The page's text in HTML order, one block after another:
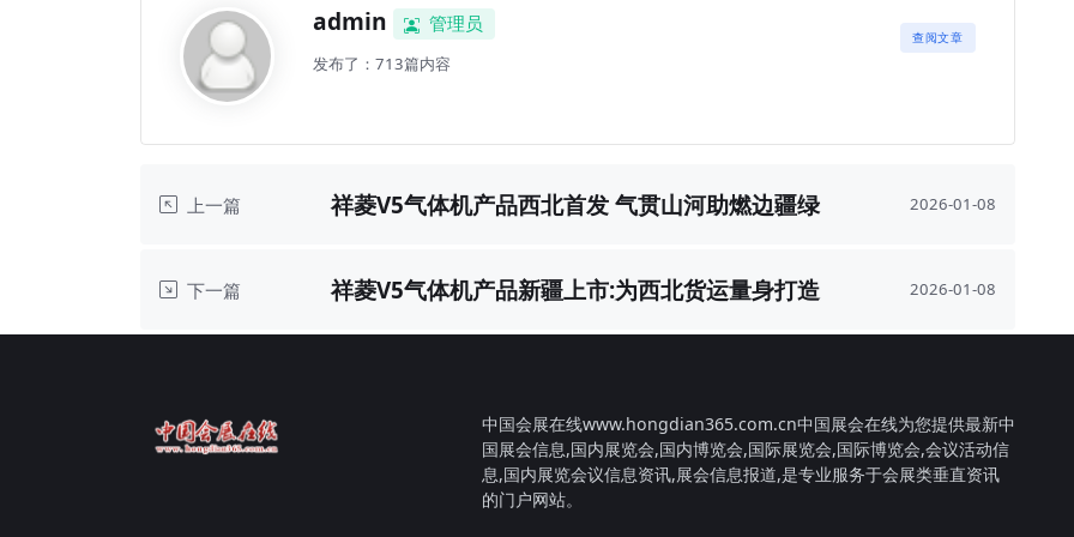
admin 管理员
发布了：713篇内容
查阅文章
上一篇
祥菱V5气体机产品西北首发 气贯山河助燃边疆绿
2026-01-08
下一篇
祥菱V5气体机产品新疆上市:为西北货运量身打造
2026-01-08
中国会展在线www.hongdian365.com.cn中国展会在线为您提供最新中
国展会信息,国内展览会,国内博览会,国际展览会,国际博览会,会议活动信
息,国内展览会议信息资讯,展会信息报道,是专业服务于会展类垂直资讯
的门户网站。